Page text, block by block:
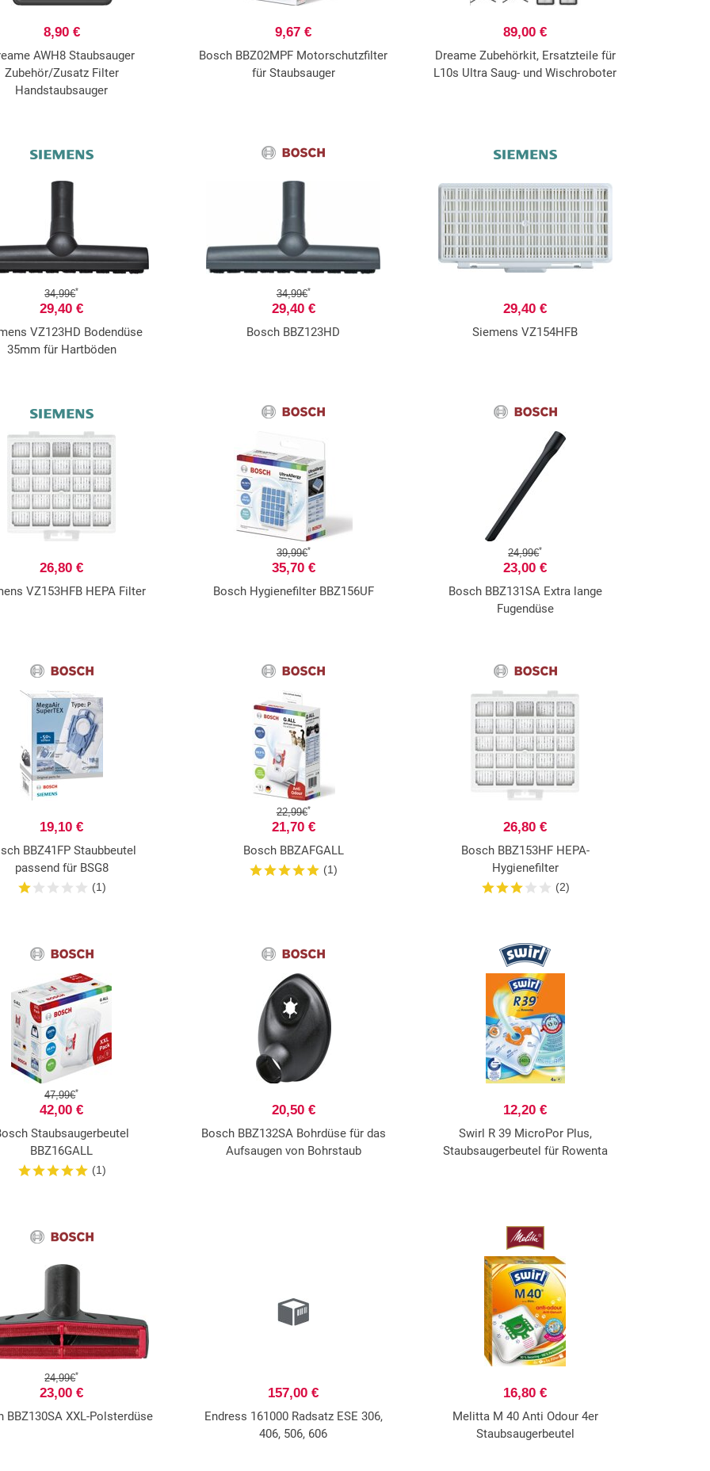
8,90 €
AWH8 Staubsauger
Zubehör/Zusatz Filter
Handstaubsauger
9,67 €
Bosch BBZ02MPF Motorschutzfilter
für Staubsauger
89,00 €
Dreame Zubehörkit, Ersatzteile für
L10s Ultra Saug- und Wischroboter
34,99€*
29,40 €
VZ123HD Bodendüse
35mm für Hartböden
34,99€*
29,40 €
Bosch BBZ123HD
29,40 €
Siemens VZ154HFB
26,80 €
VZ153HFB HEPA Filter
39,99€*
35,70 €
Bosch Hygienefilter BBZ156UF
24,99€*
23,00 €
Bosch BBZ131SA Extra lange
Fugendüse
19,10 €
BBZ41FP Staubbeutel
passend für BSG8
(1)
22,99€*
21,70 €
Bosch BBZAFGALL
(1)
26,80 €
Bosch BBZ153HF HEPA-
Hygienefilter
(2)
47,99€*
42,00 €
Staubsaugerbeutel
BBZ16GALL
(1)
20,50 €
Bosch BBZ132SA Bohrdüse für das
Aufsaugen von Bohrstaub
12,20 €
Swirl R 39 MicroPor Plus,
Staubsaugerbeutel für Rowenta
24,99€*
23,00 €
BBZ130SA XXL-Polsterdüse
157,00 €
Endress 161000 Radsatz ESE 306,
406, 506, 606
16,80 €
Melitta M 40 Anti Odour 4er
Staubsaugerbeutel